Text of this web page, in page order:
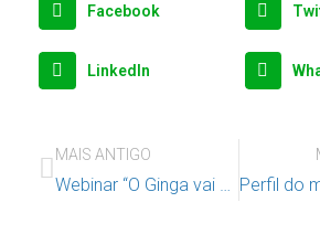
Facebook
LinkedIn
MAIS ANTIGO